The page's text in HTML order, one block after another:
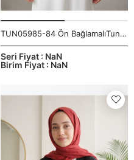
TUN05985-84 Ön BağlamalıTunik-Açık Gri
Birim Fiyat : NaN
Seri Fiyat : NaN